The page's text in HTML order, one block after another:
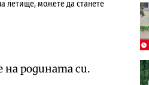
летище, можете да станете
на родината си.